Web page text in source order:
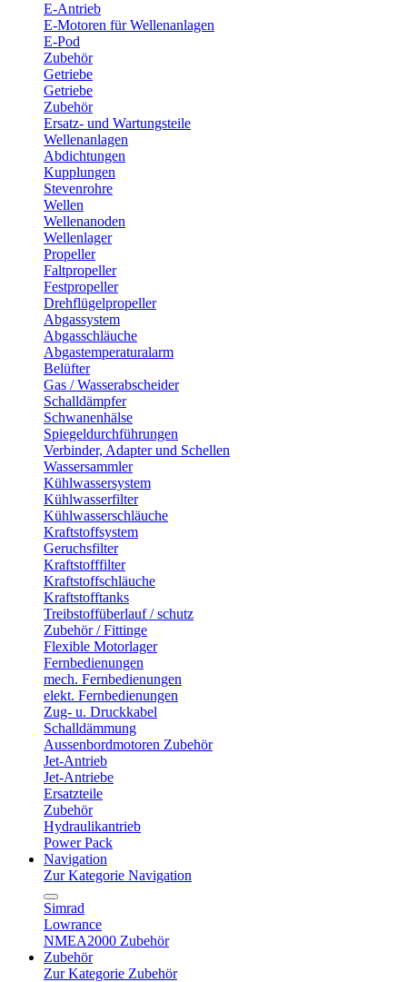
E-Antrieb
E-Motoren für Wellenanlagen
E-Pod
Zubehör
Getriebe
Getriebe
Zubehör
Ersatz- und Wartungsteile
Wellenanlagen
Abdichtungen
Kupplungen
Stevenrohre
Wellen
Wellenanoden
Wellenlager
Propeller
Faltpropeller
Festpropeller
Drehflügelpropeller
Abgassystem
Abgasschläuche
Abgastemperaturalarm
Belüfter
Gas / Wasserabscheider
Schalldämpfer
Schwanenhälse
Spiegeldurchführungen
Verbinder, Adapter und Schellen
Wassersammler
Kühlwassersystem
Kühlwasserfilter
Kühlwasserschläuche
Kraftstoffsystem
Geruchsfilter
Kraftstofffilter
Kraftstoffschläuche
Kraftstofftanks
Treibstoffüberlauf / schutz
Zubehör / Fittinge
Flexible Motorlager
Fernbedienungen
mech. Fernbedienungen
elekt. Fernbedienungen
Zug- u. Druckkabel
Schalldämmung
Aussenbordmotoren Zubehör
Jet-Antrieb
Jet-Antriebe
Ersatzteile
Zubehör
Hydraulikantrieb
Power Pack
Navigation
Zur Kategorie Navigation
Simrad
Lowrance
NMEA2000 Zubehör
Zubehör
Zur Kategorie Zubehör